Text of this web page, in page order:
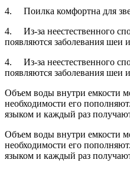
4. Поилка комфортна для
4. Из-за неестественного
появляются заболевания шеи
4. Из-за неестественного
появляются заболевания шеи
Объем воды внутри емкости
необходимости его
языком и каждый раз
Объем воды внутри емкости
необходимости его
языком и каждый раз